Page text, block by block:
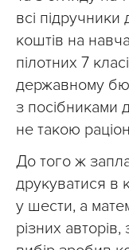
всі підручники
коштів на
пілотних 7
державному
з посібниками
не такою
До того ж
друкуватися в
у шести, а
різних